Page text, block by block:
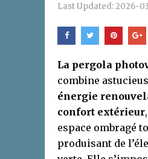
Last Updated:2026-
La pergola
combine
énergie
confort extérieur
espace ombragé
produisant de